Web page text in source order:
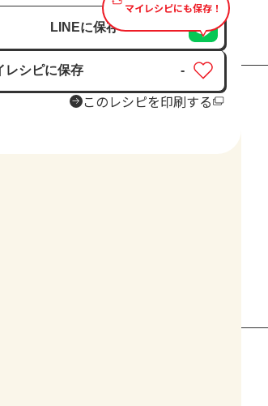
マイレシピにも保存！
LINEに保存
レシピに保存
済み
-
このレシピを印刷する